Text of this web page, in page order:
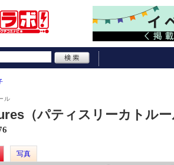
ル
（パティスリーカトル
写真